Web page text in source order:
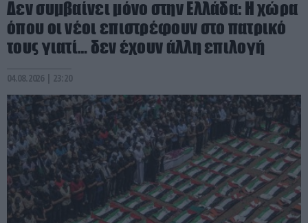
Δεν συμβαίνει μόνο στην Ελλάδα: Η χώρα
όπου οι νέοι επιστρέφουν στο πατρικό
τους γιατί… δεν έχουν άλλη επιλογή
04.08.2026 | 23:20